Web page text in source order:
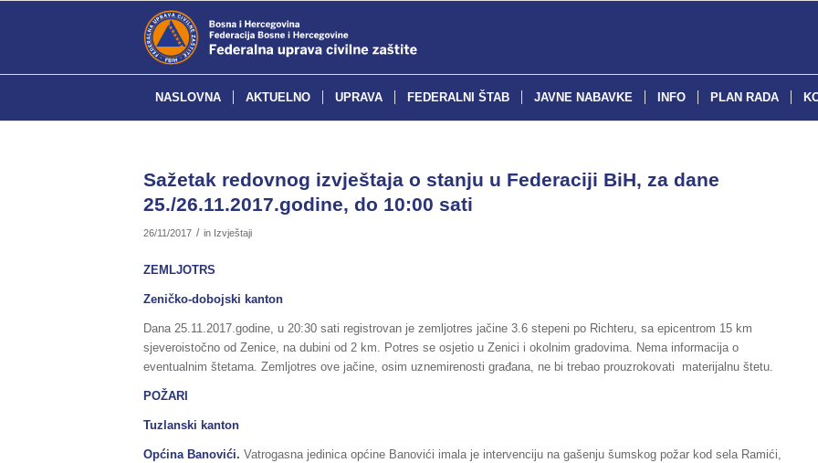
NASLOVNA AKTUELNO UPRAVA FEDERALNI ŠTAB JAVNE NABAVKE INFO PLAN RADA
Sažetak redovnog izvještaja o stanju u Federaciji BiH, za dane
25./26.11.2017.godine, do 10:00 sati
26/11/2017 / in Izvještaji
ZEMLJOTRS
Zeničko-dobojski kanton
Dana 25.11.2017.godine, u 20:30 sati registrovan je zemljotres jačine 3.6 stepeni po Richteru, sa epicentrom 15 km
sjeveroistočno od Zenice, na dubini od 2 km. Potres se osjetio u Zenici i okolnim gradovima. Nema informacija o
eventualnim štetama. Zemljotres ove jačine, osim uznemirenosti građana, ne bi trebao prouzrokovati materijalnu štetu.
POŽARI
Tuzlanski kanton
Općina Banovići. Vatrogasna jedinica općine Banovići imala je intervenciju na gašenju šumskog požar kod sela Ramići,